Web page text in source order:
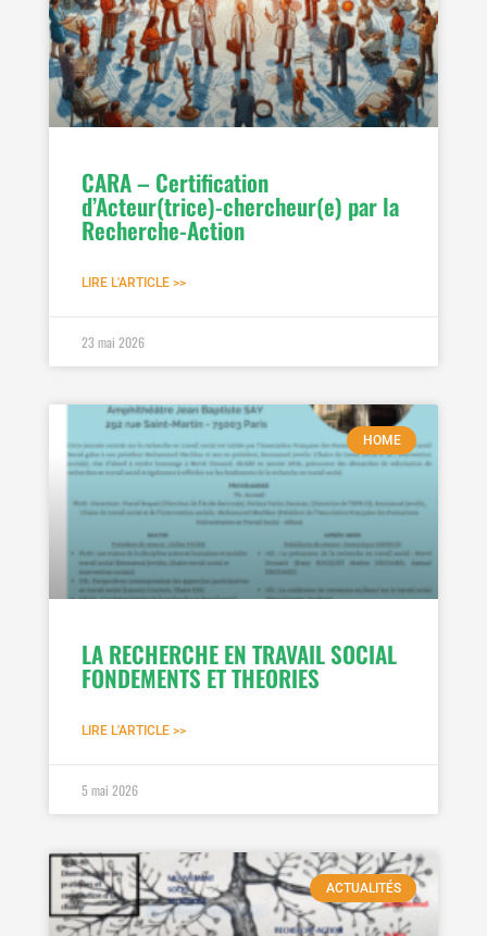
CARA – Certification
d’Acteur(trice)-chercheur(e) par la
Recherche-Action
LIRE L'ARTICLE >>
23 mai 2026
HOME
LA RECHERCHE EN TRAVAIL SOCIAL
FONDEMENTS ET THEORIES
LIRE L'ARTICLE >>
5 mai 2026
ACTUALITÉS